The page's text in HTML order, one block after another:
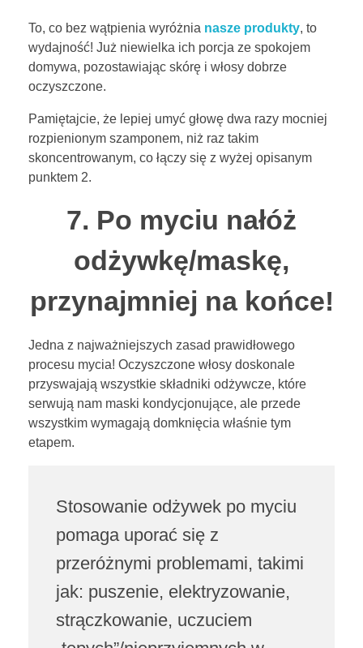
To, co bez wątpienia wyróżnia nasze produkty, to
wydajność! Już niewielka ich porcja ze spokojem
domywa, pozostawiając skórę i włosy dobrze
oczyszczone.
Pamiętajcie, że lepiej umyć głowę dwa razy mocniej
rozpienionym szamponem, niż raz takim
skoncentrowanym, co łączy się z wyżej opisanym
punktem 2.
7. Po myciu nałóż
odżywkę/maskę,
przynajmniej na końce!
Jedna z najważniejszych zasad prawidłowego
procesu mycia! Oczyszczone włosy doskonale
przyswajają wszystkie składniki odżywcze, które
serwują nam maski kondycjonujące, ale przede
wszystkim wymagają domknięcia właśnie tym
etapem.
Stosowanie odżywek po myciu
pomaga uporać się z
przeróżnymi problemami, takimi
jak: puszenie, elektryzowanie,
strączkowanie, uczuciem